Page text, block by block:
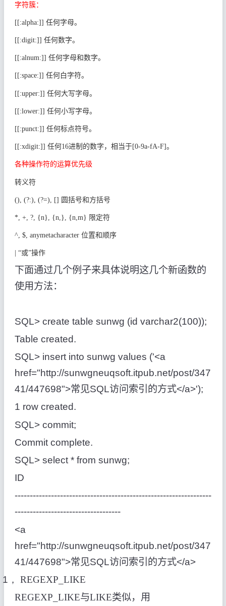
字符簇：
[[:alpha:]] 任何字母。
[[:digit:]] 任何数字。
[[:alnum:]] 任何字母和数字。
[[:space:]] 任何白字符。
[[:upper:]] 任何大写字母。
[[:lower:]] 任何小写字母。
[[:punct:]] 任何标点符号。
[[:xdigit:]] 任何16进制的数字，相当于[0-9a-fA-F]。
各种操作符的运算优先级
转义符
(), (?:), (?=), [] 圆括号和方括号
*, +, ?, {n}, {n,}, {n,m} 限定符
^, $, anymetacharacter 位置和顺序
| “或”操作
下面通过几个例子来具体说明这几个新函数的
使用方法：
SQL> create table sunwg (id varchar2(100));
Table created.
SQL> insert into sunwg values ('<a
href="http://sunwgneuqsoft.itpub.net/post/347
41/447698">常见SQL访问索引的方式</a>');
1 row created.
SQL> commit;
Commit complete.
SQL> select * from sunwg;
ID
-----------------------------------------------------------------
-----------------------------------
<a
href="http://sunwgneuqsoft.itpub.net/post/347
41/447698">常见SQL访问索引的方式</a>
1， REGEXP_LIKE
REGEXP_LIKE与LIKE类似，用